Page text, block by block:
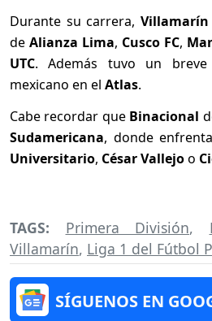
Durante su carrera,Villamarín
de Alianza Lima, Cusco FC,
UTC. Además tuvo un
mexicano en el Atlas.
Cabe recordar que Binacional
Sudamericana, donde
Universitario, César Vallejoo
TAGS: Primera División,
Villamarín, Liga 1 del Fútbol
SÍGUENOS EN